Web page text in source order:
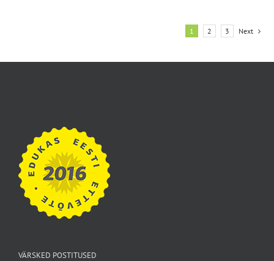
1 2 3 Next
VÄRSKED POSTITUSED